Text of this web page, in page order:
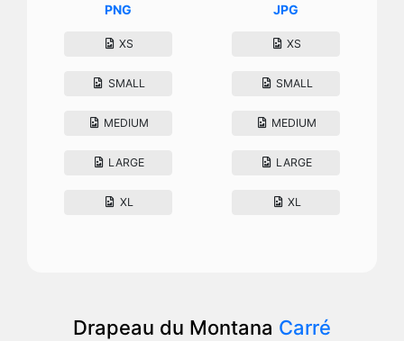
PNG
XS
SMALL
MEDIUM
LARGE
XL
JPG
XS
SMALL
MEDIUM
LARGE
XL
Drapeau du Montana Carré